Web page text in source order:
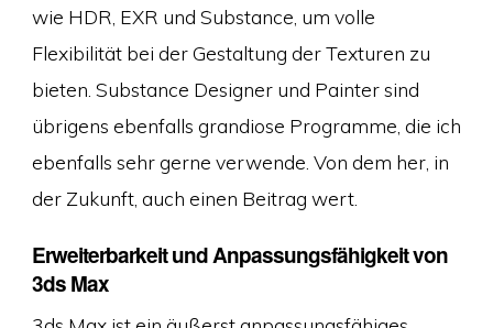
wie HDR, EXR und Substance, um volle
Flexibilität bei der Gestaltung der Texturen zu
bieten. Substance Designer und Painter sind
übrigens ebenfalls grandiose Programme, die ich
ebenfalls sehr gerne verwende. Von dem her, in
der Zukunft, auch einen Beitrag wert.
Erweiterbarkeit und Anpassungsfähigkeit von
3ds Max